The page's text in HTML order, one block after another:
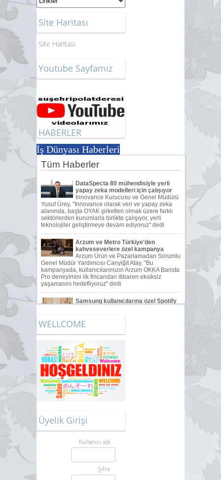
Site Haritası
Site Haritası
Youtube Sayfamız
HABERLER
İş Dünyası Haberleri
WELLCOME
Üyelik Girişi
Kullanıcı adı
Şifre